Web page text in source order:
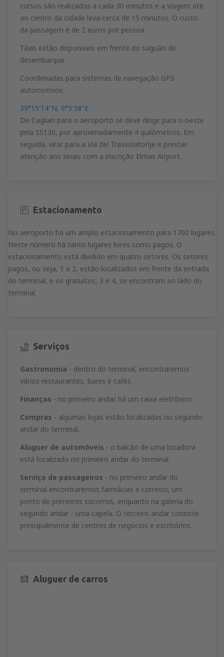
cursos são realizados a cada 30 minutos e a viagem até
ao centro da cidade leva cerca de 15 minutos. O custo
da passagem é de 2 euros por pessoa.
Táxis estão disponíveis em frente do saguão de
desembarque.
Coordenadas para sistemas de navegação GPS
automotivos:
39°15'14"N, 9°3'38"E
De Cagliari para o aeroporto se deve dirigir para o oeste
pela SS130, por aproximadamente 4 quilômetros. Em
seguida, virar para a Via del Trasvolatorije e prestar
atenção aos sinais com a inscrição Elmas Airport.
Estacionamento
No aeroporto há um amplo estacionamento para 1700 lugares.
Neste número há tanto lugares livres como pagos. O
estacionamento está dividido em quatro setores. Os setores
pagos, ou seja, 1 e 2, estão localizados em frente da entrada
do terminal, e os gratuitos, 3 e 4, se encontram ao lado do
terminal.
Serviços
Gastronomia - dentro do terminal, encontraremos
vários restaurantes, bares e cafés.
Finanças - no primeiro andar há um caixa eletrônico.
Compras - algumas lojas estão localizadas no segundo
andar do terminal.
Aluguer de automóveis - o balcão de uma locadora
está localizado no primeiro andar do terminal.
Serviço de passageiros - no primeiro andar do
terminal encontraremos farmácias e correios, um
ponto de primeiros socorros, enquanto na galeria do
segundo andar - uma capela. O terceiro andar consiste
prinicipalmente de centros de negócios e escritórios.
Aluguer de carros